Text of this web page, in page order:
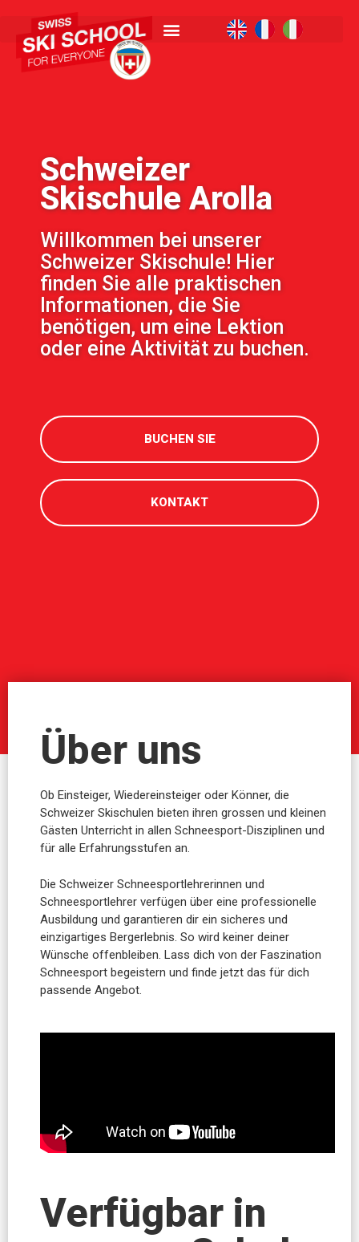
Schweizer
Skischule Arolla
Willkommen bei unserer
Schweizer Skischule! Hier
finden Sie alle praktischen
Informationen, die Sie
benötigen, um eine Lektion
oder eine Aktivität zu buchen.
BUCHEN SIE
KONTAKT
Über uns
Ob Einsteiger, Wiedereinsteiger oder Könner, die
Schweizer Skischulen bieten ihren grossen und kleinen
Gästen Unterricht in allen Schneesport-Disziplinen und
für alle Erfahrungsstufen an.
Die Schweizer Schneesportlehrerinnen und
Schneesportlehrer verfügen über eine professionelle
Ausbildung und garantieren dir ein sicheres und
einzigartiges Bergerlebnis. So wird keiner deiner
Wünsche offenbleiben. Lass dich von der Faszination
Schneesport begeistern und finde jetzt das für dich
passende Angebot.
Verfügbar in